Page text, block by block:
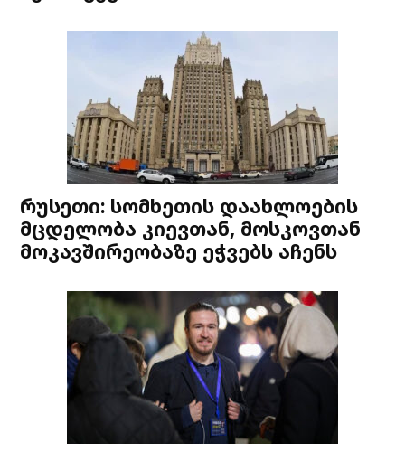
რუსეთი: სომხეთის დაახლოების
მცდელობა კიევთან, მოსკოვთან
მოკავშირეობაზე ეჭვებს აჩენს